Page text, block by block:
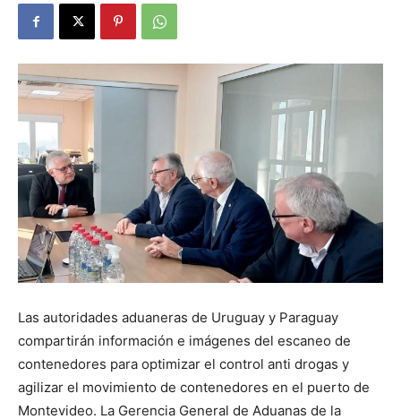
Las autoridades aduaneras de Uruguay y Paraguay
compartirán información e imágenes del escaneo de
contenedores para optimizar el control anti drogas y
agilizar el movimiento de contenedores en el puerto de
Montevideo. La Gerencia General de Aduanas de la